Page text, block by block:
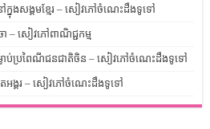
នុងសង្គមខ្មែរ – សៀវភៅចំណេះដឹងទូទៅ
– សៀវភៅពាណិជ្ជកម្ម
ាប់ប្រពៃណីជនជាតិចិន – សៀវភៅចំណេះដឹងទូទៅ
អង្គរ – សៀវភៅចំណេះដឹងទូទៅ